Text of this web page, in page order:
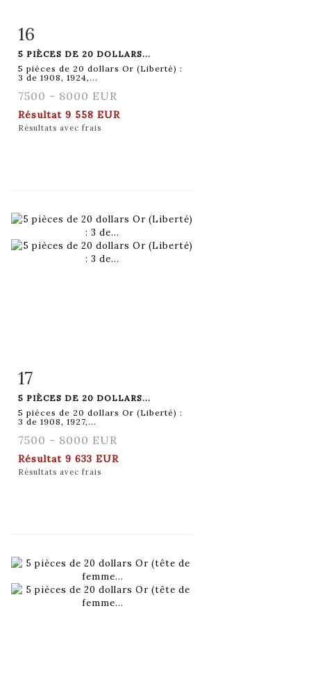
Fiche détaillée
16
5 PIÈCES DE 20 DOLLARS...
5 pièces de 20 dollars Or (Liberté) :
3 de 1908, 1924,...
7500 - 8000 EUR
Résultat 9 558 EUR
Résultats avec frais
Fiche détaillée
17
5 PIÈCES DE 20 DOLLARS...
5 pièces de 20 dollars Or (Liberté) :
3 de 1908, 1927,...
7500 - 8000 EUR
Résultat 9 633 EUR
Résultats avec frais